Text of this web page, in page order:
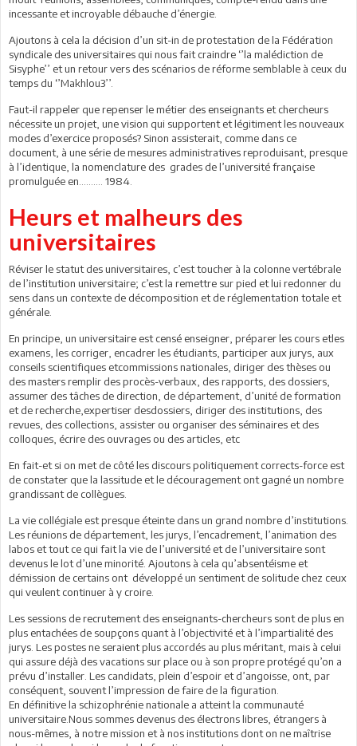
incessante et incroyable débauche d’énergie.
Ajoutons à cela la décision d’un sit-in de protestation de la Fédération
syndicale des universitaires qui nous fait craindre ‘’la malédiction de
Sisyphe’’ et un retour vers des scénarios de réforme semblable à ceux du
temps du ‘’Makhlou3’’.
Faut-il rappeler que repenser le métier des enseignants et chercheurs
nécessite un projet, une vision qui supportent et légitiment les nouveaux
modes d’exercice proposés? Sinon assisterait, comme dans ce
document, à une série de mesures administratives reproduisant, presque
à l’identique, la nomenclature des grades de l’université française
promulguée en………. 1984.
Heurs et malheurs des
universitaires
Réviser le statut des universitaires, c’est toucher à la colonne vertébrale
de l’institution universitaire; c’est la remettre sur pied et lui redonner du
sens dans un contexte de décomposition et de réglementation totale et
générale.
En principe, un universitaire est censé enseigner, préparer les cours etles
examens, les corriger, encadrer les étudiants, participer aux jurys, aux
conseils scientifiques etcommissions nationales, diriger des thèses ou
des masters remplir des procès-verbaux, des rapports, des dossiers,
assumer des tâches de direction, de département, d’unité de formation
et de recherche,expertiser desdossiers, diriger des institutions, des
revues, des collections, assister ou organiser des séminaires et des
colloques, écrire des ouvrages ou des articles, etc
En fait-et si on met de côté les discours politiquement corrects-force est
de constater que la lassitude et le découragement ont gagné un nombre
grandissant de collègues.
La vie collégiale est presque éteinte dans un grand nombre d’institutions.
Les réunions de département, les jurys, l’encadrement, l’animation des
labos et tout ce qui fait la vie de l’université et de l’universitaire sont
devenus le lot d’une minorité. Ajoutons à cela qu’absentéisme et
démission de certains ont développé un sentiment de solitude chez ceux
qui veulent continuer à y croire.
Les sessions de recrutement des enseignants-chercheurs sont de plus en
plus entachées de soupçons quant à l’objectivité et à l’impartialité des
jurys. Les postes ne seraient plus accordés au plus méritant, mais à celui
qui assure déjà des vacations sur place ou à son propre protégé qu’on a
prévu d’installer. Les candidats, plein d’espoir et d’angoisse, ont, par
conséquent, souvent l’impression de faire de la figuration.
En définitive la schizophrénie nationale a atteint la communauté
universitaire.Nous sommes devenus des électrons libres, étrangers à
nous-mêmes, à notre mission et à nos institutions dont on ne maîtrise